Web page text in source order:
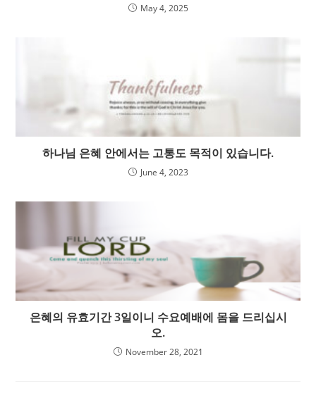
May 4, 2025
하나님 은혜 안에서는 고통도 목적이 있습니다.
June 4, 2023
은혜의 유효기간 3일이니 수요예배에 몸을 드리십시
오.
November 28, 2021